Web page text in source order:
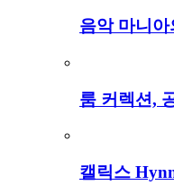
음악 마니
룸 커렉션,
캘릭스